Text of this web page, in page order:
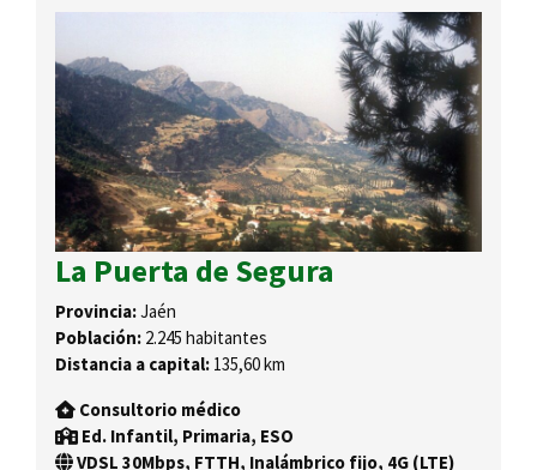
La Puerta de Segura
Provincia:Jaén
Población: 2.245 habitantes
Distancia a capital: 135,60 km
Consultorio médico
Ed. Infantil, Primaria, ESO
VDSL 30Mbps, FTTH, Inalámbrico fijo, 4G (LTE)